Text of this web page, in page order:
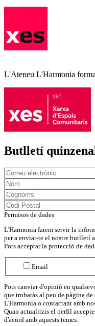
L'Ateneu L'Harmonia
Butlletí
Permisos de dades
L'Harmonia farem servir la
per a enviar-te el nostre butlletí
Pots acceptar la protecció de
Email
Pots canviar d'opinió en
que trobaràs al peu de pàgina
L'Harmonia o contactant amb
Quan actualitzis el perfil
d'acord amb aquests temes.